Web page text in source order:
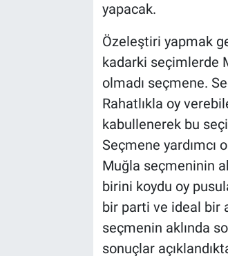
yapacak.
Özeleştiri yapmak
kadarki seçimlerde
olmadı seçmene.
Rahatlıkla oy
kabullenerek bu
Seçmene
Muğla seçmeninin
birini koydu oy
bir parti ve ideal bir
seçmenin aklında
sonuçlar